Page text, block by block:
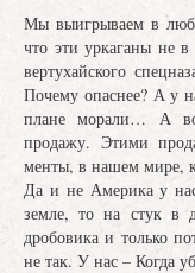
Мы выигрываем в
что эти уркаганы не
вертухайского
Почему опаснее? А у
плане морали… А
продажу. Этими
менты, в нашем мире,
Да и не Америка у
земле, то на стук в
дробовика и только
не так. У нас – Когда